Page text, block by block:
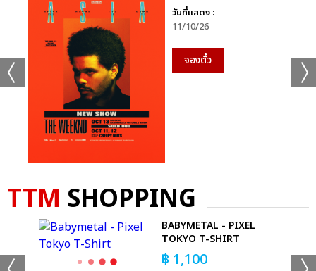
วันที่แสดง :
11/10/26
จองตั๋ว
TTM SHOPPING
BABYMETAL - PIXEL
TOKYO T-SHIRT
฿ 1,100